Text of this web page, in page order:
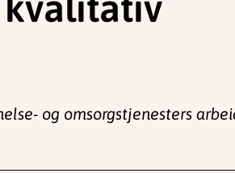
og omsorgstjenesters